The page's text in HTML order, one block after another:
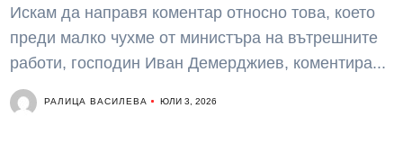
Искам да направя коментар относно това, което
преди малко чухме от министъра на вътрешните
работи, господин Иван Демерджиев, коментира...
РАЛИЦА ВАСИЛЕВА ЮЛИ 3, 2026